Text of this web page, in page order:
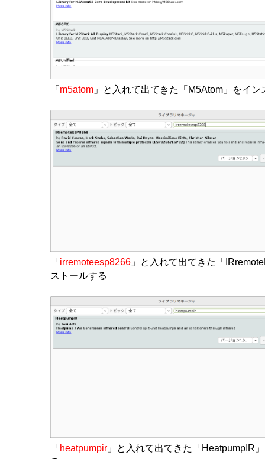
「 m5atom」と入れて出てきた「M5Atom」をイン
「 irremoteesp8266」と入れて出てきた「
ストールする
「 heatpumpir」と入れて出てきた「HeatpumpIR